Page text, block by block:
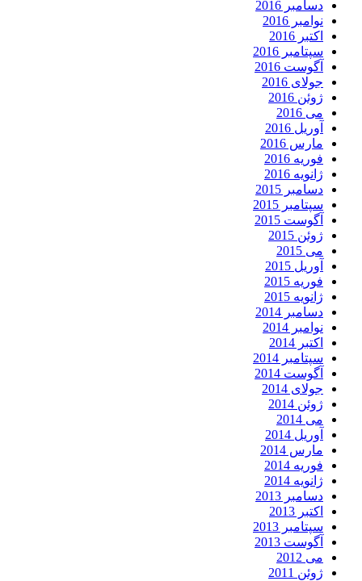
دسامبر 2016
نوامبر 2016
اکتبر 2016
سپتامبر 2016
آگوست 2016
جولای 2016
ژوئن 2016
می 2016
آوریل 2016
مارس 2016
فوریه 2016
ژانویه 2016
دسامبر 2015
سپتامبر 2015
آگوست 2015
ژوئن 2015
می 2015
آوریل 2015
فوریه 2015
ژانویه 2015
دسامبر 2014
نوامبر 2014
اکتبر 2014
سپتامبر 2014
آگوست 2014
جولای 2014
ژوئن 2014
می 2014
آوریل 2014
مارس 2014
فوریه 2014
ژانویه 2014
دسامبر 2013
اکتبر 2013
سپتامبر 2013
آگوست 2013
می 2012
ژوئن 2011